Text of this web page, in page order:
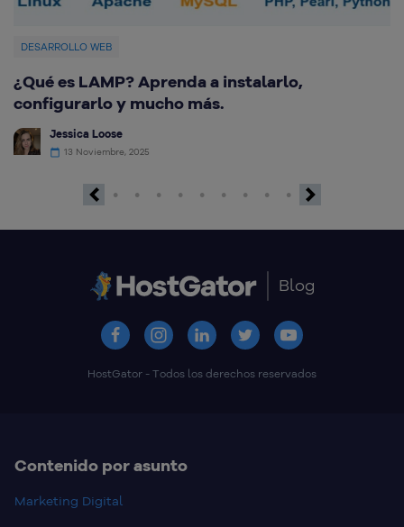
DESARROLLO WEB
¿Qué es LAMP? Aprenda a instalarlo,
configurarlo y mucho más.
Jessica Loose
13 Noviembre, 2025
Blog
HostGator - Todos los derechos reservados
Contenido por asunto
Marketing Digital